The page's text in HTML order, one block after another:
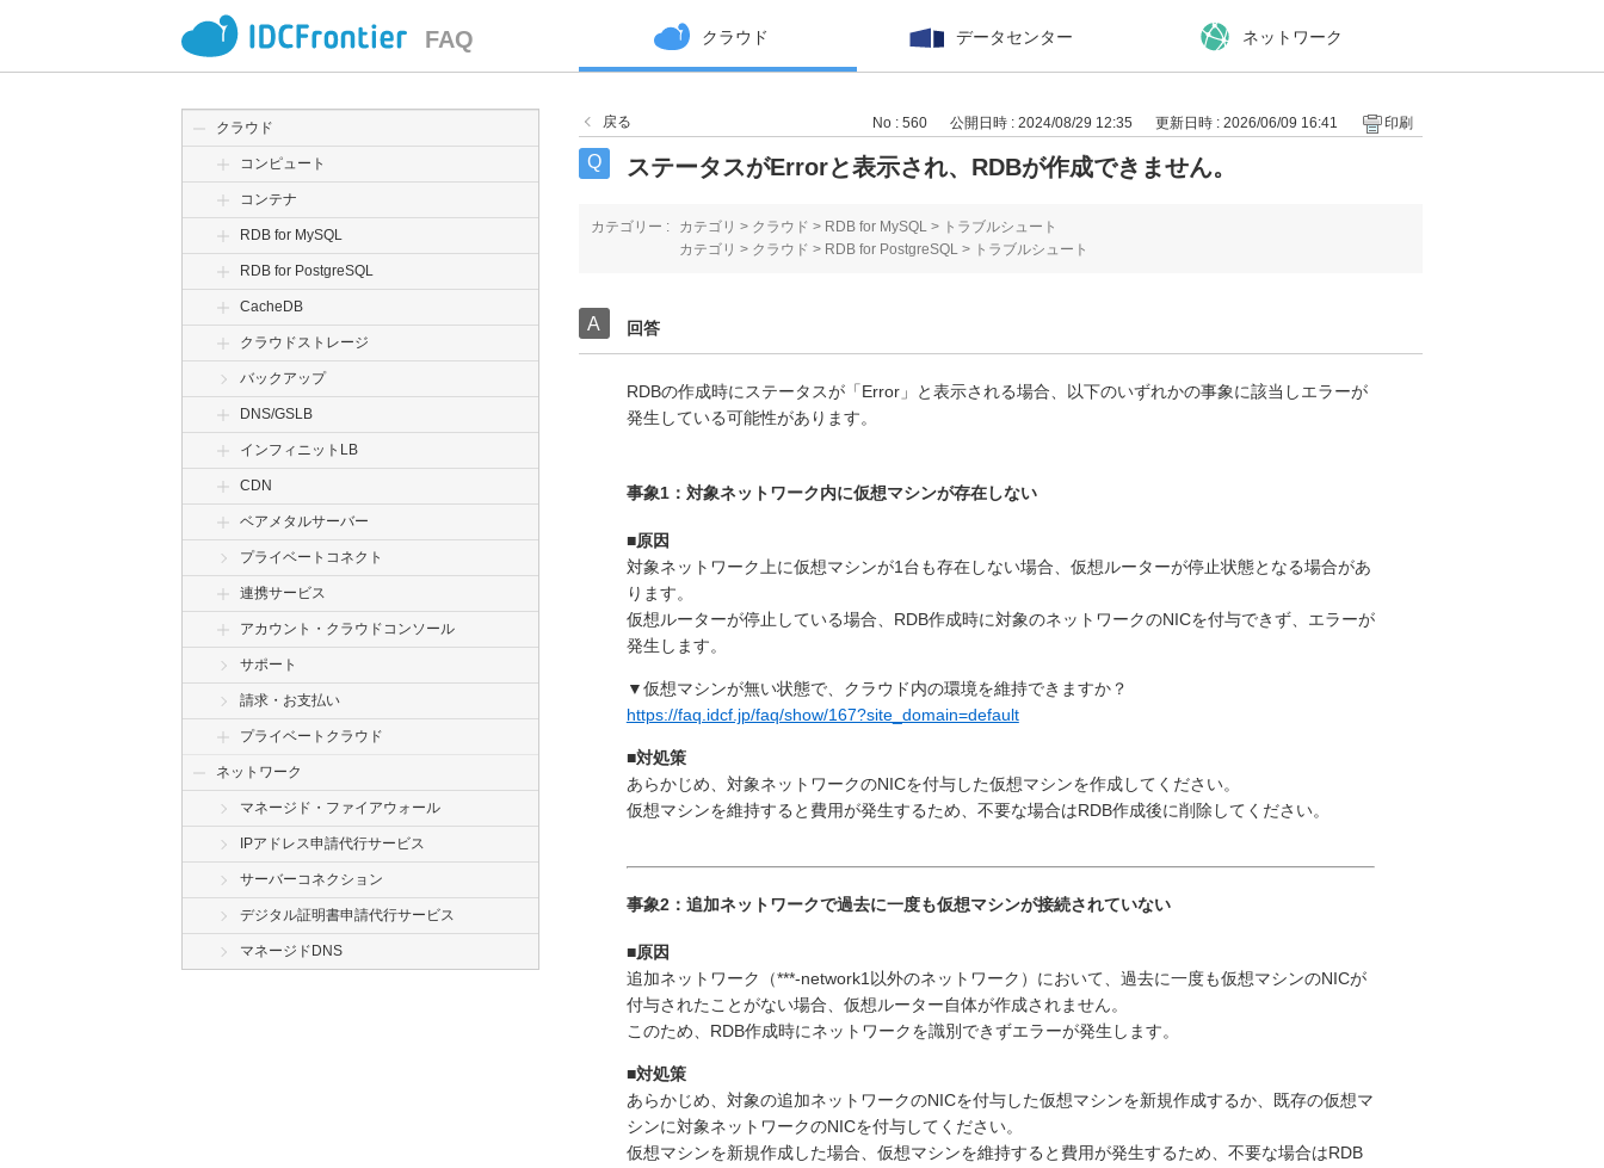
FAQ クラウド データセンター ネットワーク
クラウド
コンピュート
コンテナ
RDB for MySQL
RDB for PostgreSQL
CacheDB
クラウドストレージ
バックアップ
DNS/GSLB
インフィニットLB
CDN
ベアメタルサーバー
プライベートコネクト
連携サービス
アカウント・クラウドコンソール
サポート
請求・お支払い
プライベートクラウド
ネットワーク
マネージド・ファイアウォール
IPアドレス申請代行サービス
サーバーコネクション
デジタル証明書申請代行サービス
マネージドDNS
戻る No : 560 公開日時 : 2024/08/29 12:35 更新日時 : 2026/06/09 16:41 印刷
ステータスがErrorと表示され、RDBが作成できません。
カテゴリー : カテゴリ > クラウド > RDB for MySQL> トラブルシュート
カテゴリ > クラウド > RDB for PostgreSQL> トラブルシュート
回答
RDBの作成時にステータスが「Error」と表示される場合、以下のいずれかの事象に該当しエラーが
発生している可能性があります。
事象1：対象ネットワーク内に仮想マシンが存在しない
■原因
対象ネットワーク上に仮想マシンが1台も存在しない場合、仮想ルーターが停止状態となる場合があ
ります。
仮想ルーターが停止している場合、RDB作成時に対象のネットワークのNICを付与できず、エラーが
発生します。
▼仮想マシンが無い状態で、クラウド内の環境を維持できますか？
https://faq.idcf.jp/faq/show/167?site_domain=default
■対処策
あらかじめ、対象ネットワークのNICを付与した仮想マシンを作成してください。
仮想マシンを維持すると費用が発生するため、不要な場合はRDB作成後に削除してください。
事象2：追加ネットワークで過去に一度も仮想マシンが接続されていない
■原因
追加ネットワーク（***-network1以外のネットワーク）において、過去に一度も仮想マシンのNICが
付与されたことがない場合、仮想ルーター自体が作成されません。
このため、RDB作成時にネットワークを識別できずエラーが発生します。
■対処策
あらかじめ、対象の追加ネットワークのNICを付与した仮想マシンを新規作成するか、既存の仮想マ
シンに対象ネットワークのNICを付与してください。
仮想マシンを新規作成した場合、仮想マシンを維持すると費用が発生するため、不要な場合はRDB